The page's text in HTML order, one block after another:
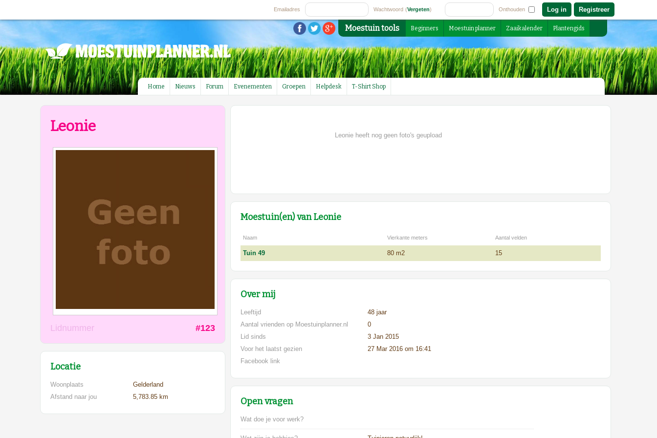
(Vergeten)
Emailadres Wachtwoord Onthouden Registreer
Moestuin tools Beginners Moestuin planner Zaaikalender Plantengids
Home Nieuws Forum Evenementen Groepen Helpdesk T-Shirt Shop
Leonie
Lidnummer #123
Locatie
Woonplaats
Gelderland
Afstand naar jou
5,783.85 km
Leonie heeft nog geen foto's geupload
Moestuin(en) van Leonie
Naam Vierkante meters Aantal velden
Tuin 49 80 m2 15
Over mij
Leeftijd
48 jaar
Aantal vrienden op Moestuinplanner.nl
0
Lid sinds
3 Jan 2015
Voor het laatst gezien
27 Mar 2016 om 16:41
Facebook link
Open vragen
Wat doe je voor werk?